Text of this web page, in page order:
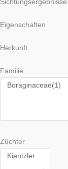
Sichtungsergebnisse
Eigenschaften
Herkunft
Familie
Züchter